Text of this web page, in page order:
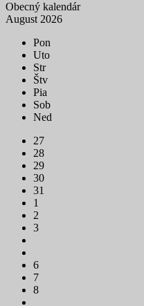
Obecný kalendár
August 2026
Pon
Uto
Str
Štv
Pia
Sob
Ned
27
28
29
30
31
1
2
3
6
7
8